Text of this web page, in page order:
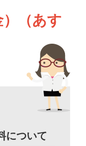
（あす
について